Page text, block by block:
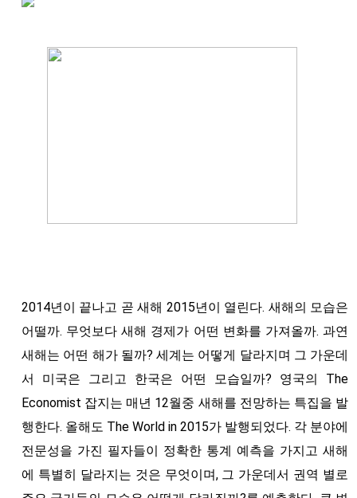
2014년이 끝나고 곧 새해 2015년이 열린다. 새해의 모습은
어떨까. 무엇보다 새해 경제가 어떤 변화를 가져올까. 과연
새해는 어떤 해가 될까? 세계는 어떻게 달라지며 그 가운데
서 미국은 그리고 한국은 어떤 모습일까? 영국의 The
Economist 잡지는 매년 12월중 새해를 전망하는 특집을 발
행한다. 올해도 The World in 2015가 발행되었다. 각 분야에
전문성을 가진 필자들이 정확한 통계 예측을 가지고 새해
에 특별히 달라지는 것은 무엇이며, 그 가운데서 권역 별로